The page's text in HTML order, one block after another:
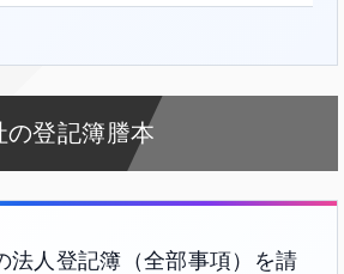
の登記簿謄本
法人登記簿（全部事項）を請